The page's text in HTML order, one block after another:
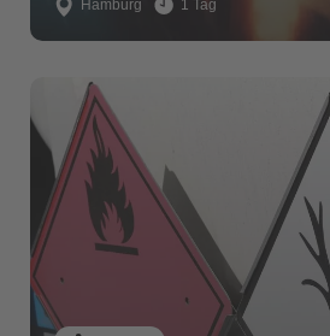
Hamburg
1 Tag